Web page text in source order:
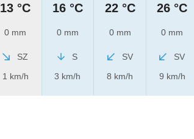
13 °C
0 mm
SZ
1 km/h
16 °C
0 mm
S
3 km/h
22 °C
0 mm
SV
8 km/h
26 °C
0 mm
SV
9 km/h